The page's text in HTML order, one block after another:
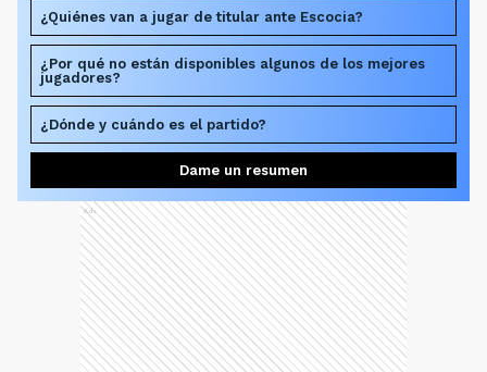
¿Quiénes van a jugar de titular ante Escocia?
¿Por qué no están disponibles algunos de los mejores
jugadores?
¿Dónde y cuándo es el partido?
Dame un resumen
Ads